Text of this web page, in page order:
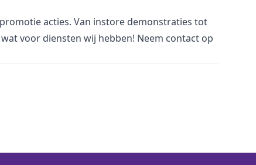
acties. Van instore demonstraties tot
voor diensten wij hebben! Neem contact op